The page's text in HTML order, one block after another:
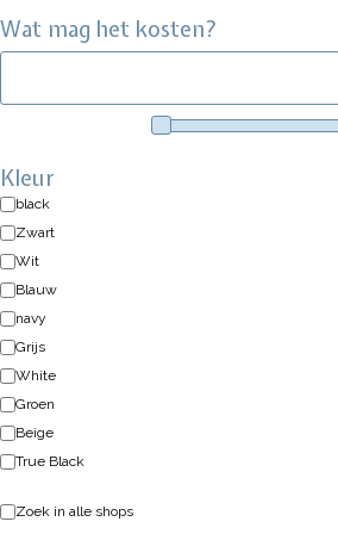
Wat mag het kosten?
Kleur
black
Zwart
Wit
Blauw
navy
Grijs
White
Groen
Beige
True Black
Zoek in alle shops